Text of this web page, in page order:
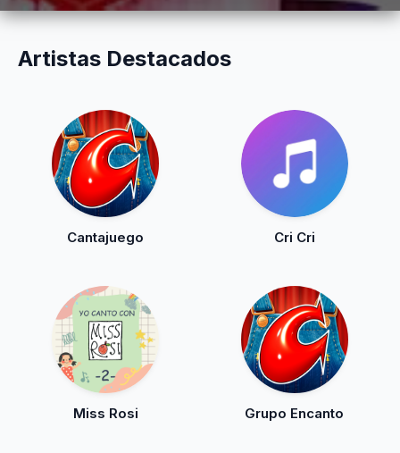
Artistas Destacados
Cantajuego Cri Cri
Miss Rosi Grupo Encanto